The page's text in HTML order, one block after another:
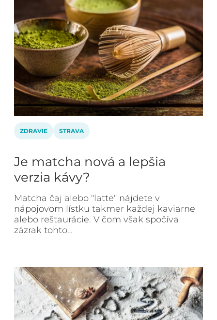
ZDRAVIE STRAVA
Je matcha nová a lepšia
verzia kávy?
Matcha čaj alebo "latte" nájdete v
nápojovom lístku takmer každej kaviarne
alebo reštaurácie. V čom však spočíva
zázrak tohto…